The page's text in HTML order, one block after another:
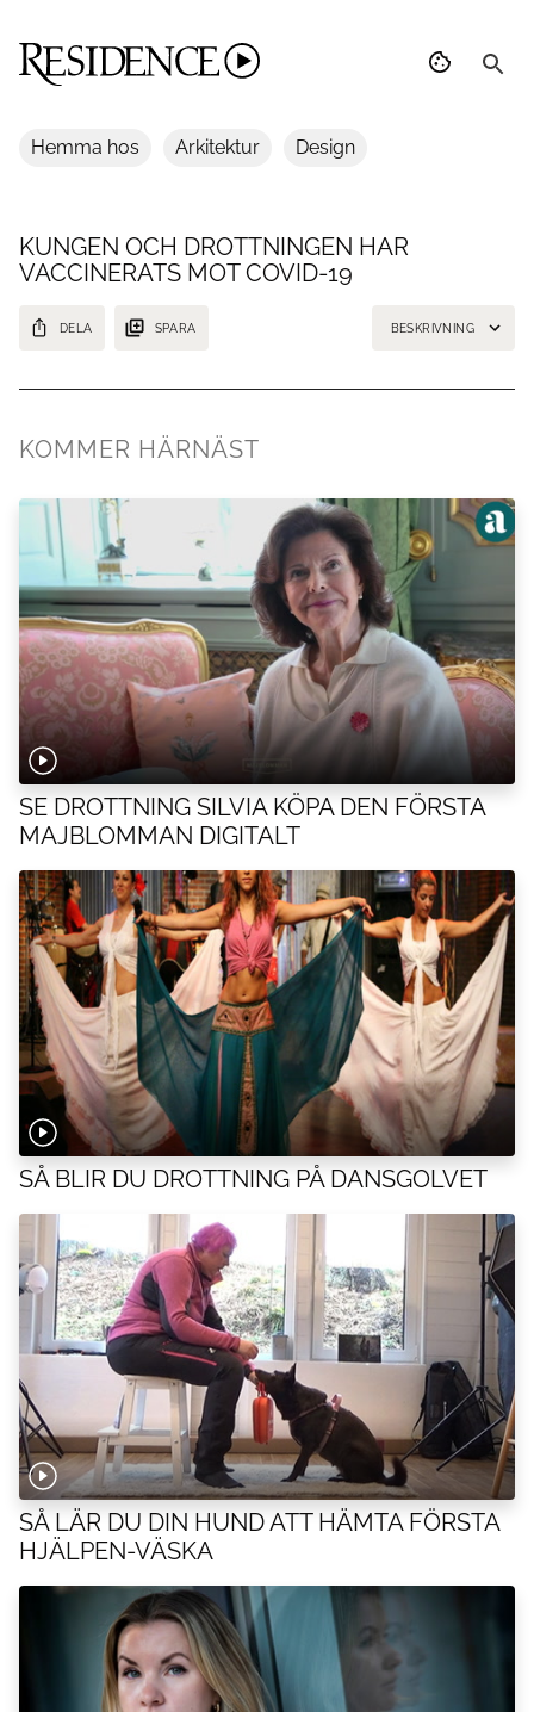
Hemma hos Arkitektur Design
KUNGEN OCH DROTTNINGEN HAR
VACCINERATS MOT COVID-19
DELA SPARA BESKRIVNING
KOMMER HÄRNÄST
SE DROTTNING SILVIA KÖPA DEN FÖRSTA
MAJBLOMMAN DIGITALT
SÅ BLIR DU DROTTNING PÅ DANSGOLVET
SÅ LÄR DU DIN HUND ATT HÄMTA FÖRSTA
HJÄLPEN-VÄSKA